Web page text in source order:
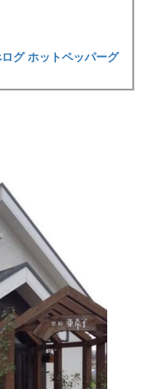
グホットペッパーグ